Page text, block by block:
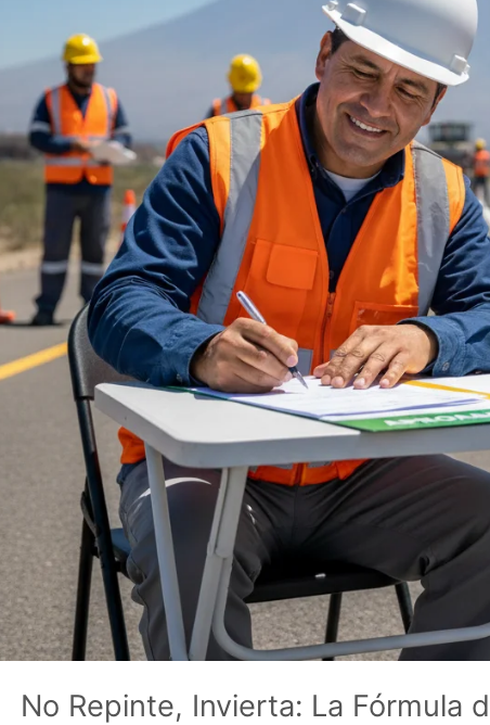
No Repinte, Invierta: La Fórmula